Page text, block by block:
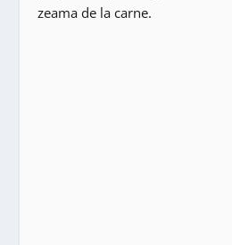
zeama de la carne.